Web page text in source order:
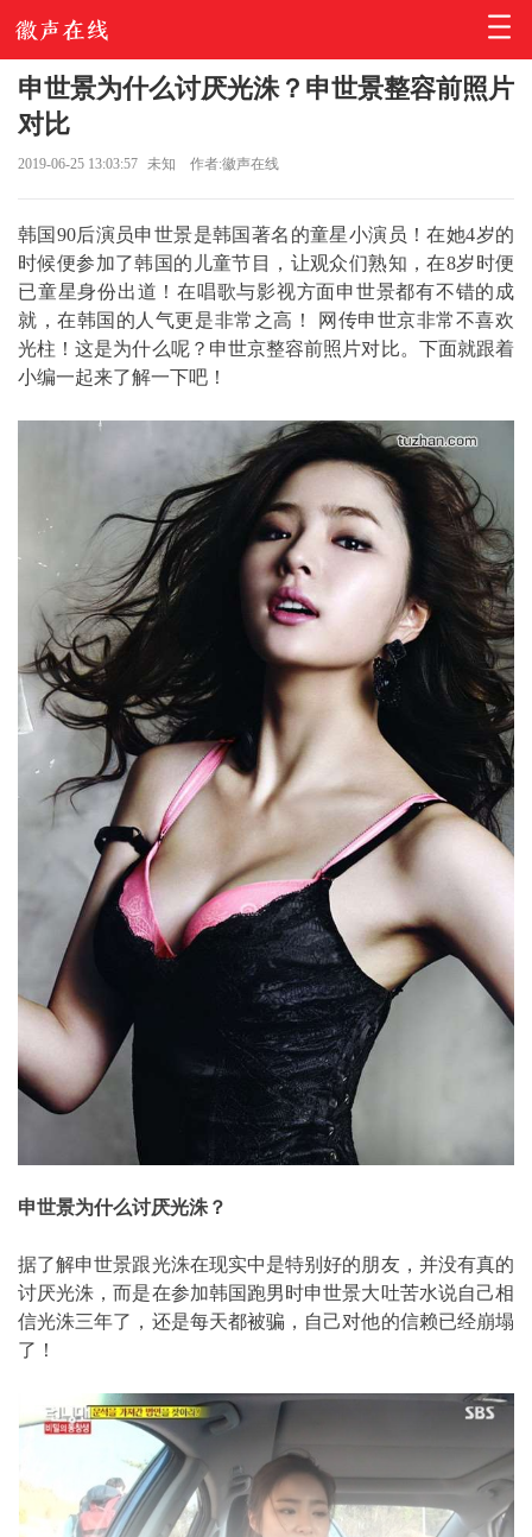
申世景为什么讨厌光洙？申世景整容前照片
对比
2019-06-25 13:03:57 未知 作者:徽声在线
韩国90后演员申世景是韩国著名的童星小演员！在她4岁的
时候便参加了韩国的儿童节目，让观众们熟知，在8岁时便
已童星身份出道！在唱歌与影视方面申世景都有不错的成
就，在韩国的人气更是非常之高！ 网传申世京非常不喜欢
光柱！这是为什么呢？申世京整容前照片对比。下面就跟着
小编一起来了解一下吧！
申世景为什么讨厌光洙？
据了解申世景跟光洙在现实中是特别好的朋友，并没有真的
讨厌光洙，而是在参加韩国跑男时申世景大吐苦水说自己相
信光洙三年了，还是每天都被骗，自己对他的信赖已经崩塌
了！